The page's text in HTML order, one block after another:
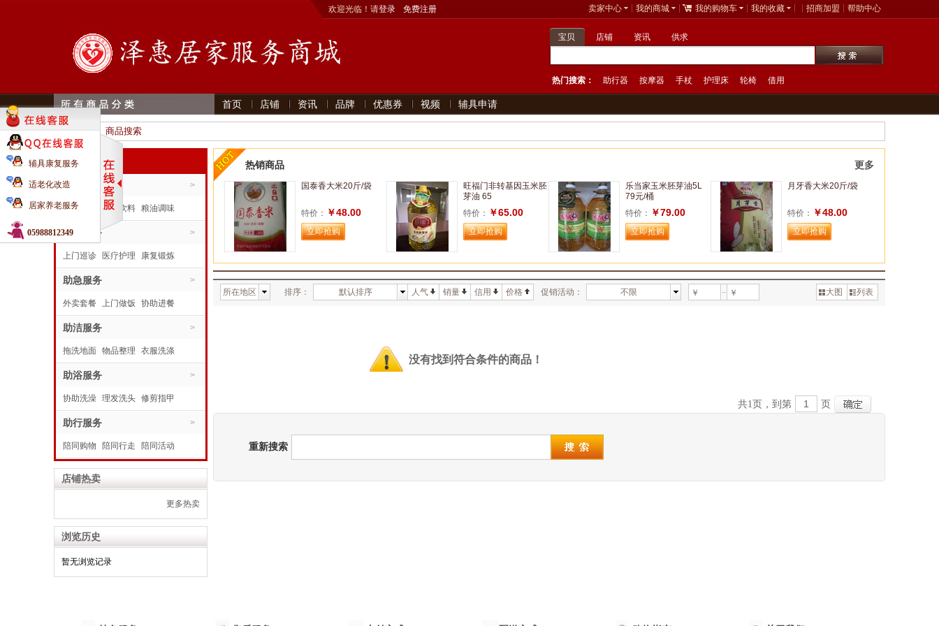
欢迎光临！请登录 免费注册 卖家中心 我的商城 我的购物车 我的收藏 招商加盟 帮助中心
宝贝 店铺 资讯 供求
热门搜索： 助行器 按摩器 手杖 护理床 轮椅 借用
首页 店铺 资讯 品牌 优惠券 视频 辅具申请
首页 》 商品搜索
全部分类
生活服务 >
家居日用 食品饮料 粮油调味
康复运动 手机电器
助医服务 >
上门巡诊 医疗护理 康复锻炼
陪同就医
助急服务 >
外卖套餐 上门做饭 协助进餐
水电维修
助洁服务 >
拖洗地面 物品整理 衣服洗涤
助浴服务 >
协助洗澡 理发洗头 修剪指甲
助行服务 >
陪同购物 陪同行走 陪同活动
店铺热卖
更多热卖
浏览历史
暂无浏览记录
热销商品 更多
国泰香大米20斤/袋
特价： ￥48.00
旺福门非转基因玉米胚
芽油 65
特价： ￥65.00
乐当家玉米胚芽油5L
79元/桶
特价： ￥79.00
月牙香大米20斤/袋
特价： ￥48.00
所在地区 排序： 默认排序 人气 销量 信用 价格 促销活动： 不限 ￥ ￥ 大图 列表
没有找到符合条件的商品！
共1 页，到第 页
重新搜索
辅具康复服务
适老化改造
居家养老服务
05988812349